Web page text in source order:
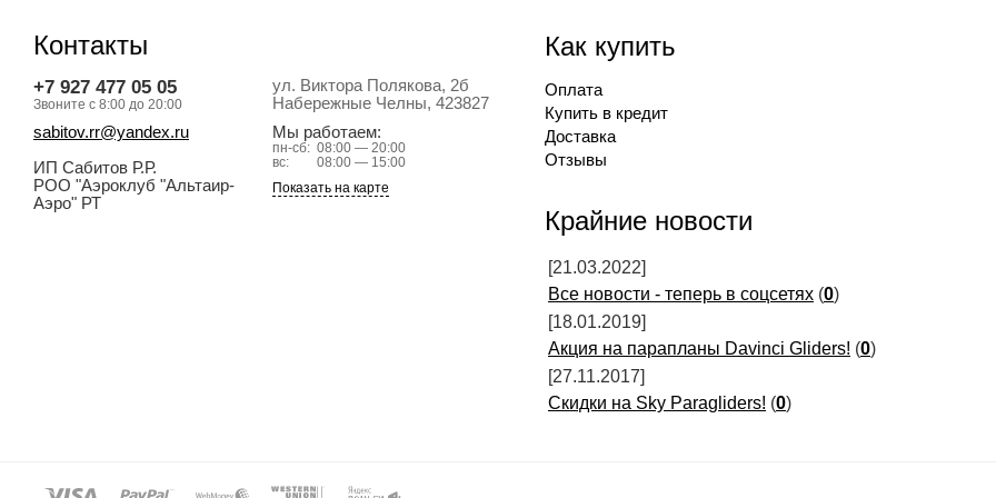
Контакты
+7 927 477 05 05
Звоните с 8:00 до 20:00
sabitov.rr@yandex.ru
ИП Сабитов Р.Р.
РОО "Аэроклуб "Альтаир-
Аэро" РТ
ул. Виктора Полякова, 2б
Набережные Челны, 423827
Мы работаем:
пн-сб: 08:00 — 20:00
вс:
08:00 — 15:00
Показать на карте
Как купить
Оплата
Купить в кредит
Доставка
Отзывы
Крайние новости
[21.03.2022]
Все новости - теперь в соцсетях (0)
[18.01.2019]
Акция на парапланы Davinci Gliders! (0)
[27.11.2017]
Скидки на Sky Paragliders! (0)